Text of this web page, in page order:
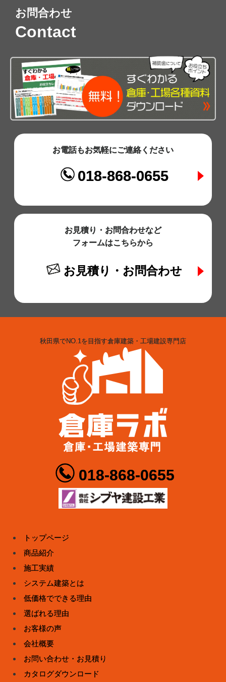
お問合わせ
Contact
お電話もお気軽にご連絡ください
018-868-0655
お見積り・お問合わせなど
フォームはこちらから
お見積り・お問合わせ
秋田県でNO.1を目指す倉庫建築・工場建設専門店
018-868-0655
トップページ
商品紹介
施工実績
システム建築とは
低価格でできる理由
選ばれる理由
お客様の声
会社概要
お問い合わせ・お見積り
カタログダウンロード